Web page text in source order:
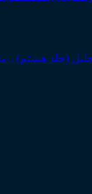
(جلد هشتم)